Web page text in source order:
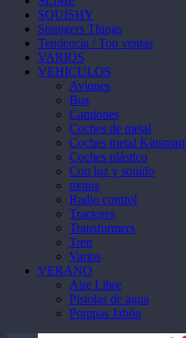
SQUISHY
Strangers Things
Tendencia / Top ventas
VARIOS
VEHICULOS
Aviones
Bus
Camiones
Coches de metal
Coches metal Kinsmart
Coches plástico
Con luz y sonido
motos
Radio control
Tractores
Transformers
Tren
Varios
VERANO
Aire Libre
Pistolas de agua
Pompas Jabón